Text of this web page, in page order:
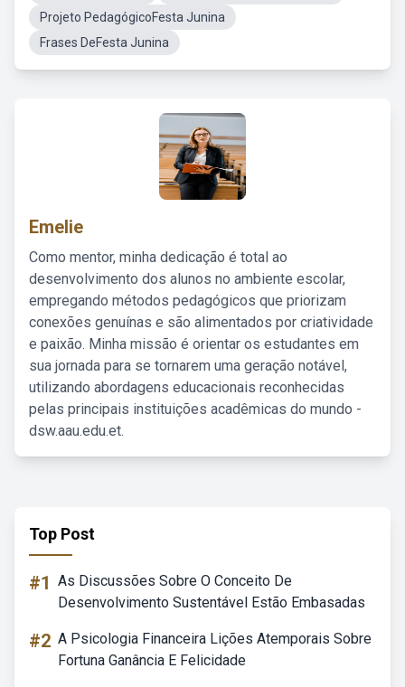
Projeto PedagógicoFesta Junina
Frases DeFesta Junina
Emelie
Como mentor, minha dedicação é total ao
desenvolvimento dos alunos no ambiente escolar,
empregando métodos pedagógicos que priorizam
conexões genuínas e são alimentados por criatividade
e paixão. Minha missão é orientar os estudantes em
sua jornada para se tornarem uma geração notável,
utilizando abordagens educacionais reconhecidas
pelas principais instituições acadêmicas do mundo -
dsw.aau.edu.et.
Top Post
#1 As Discussões Sobre O Conceito De
Desenvolvimento Sustentável Estão Embasadas
#2 A Psicologia Financeira Lições Atemporais Sobre
Fortuna Ganância E Felicidade